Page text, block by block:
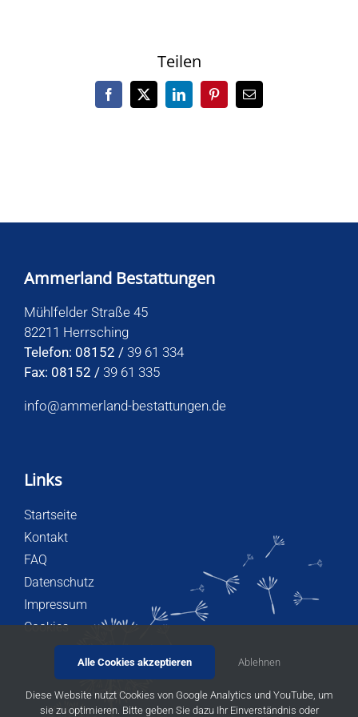
Teilen
Facebook
X LinkedInPinterest
E-
Mail
Ammerland Bestattungen
Mühlfelder Straße 45
82211 Herrsching
Telefon: 08152 / 39 61 334
Fax: 08152 / 39 61 335
info@ammerland-bestattungen.de
Links
Startseite
Kontakt
FAQ
Datenschutz
Impressum
Cookies
Diese Website nutzt Cookies von Google Analytics und YouTube, um
sie zu optimieren. Bitte geben Sie dazu Ihr Einverständnis oder
Alle Cookies akzeptieren Ablehnen